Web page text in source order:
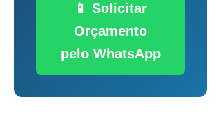
📱 Solicitar
Orçamento
pelo WhatsApp